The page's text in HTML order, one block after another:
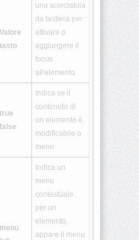
Valore
tasto
una scorciatoia
da tastiera per
attivare o
aggiungere il
focus
all'elemento
true
false
Indica se il
contenuto di
un elemento è
modificabile o
meno
menu
Indica un
menu
contestuale
per un
elemento,
appare il menu